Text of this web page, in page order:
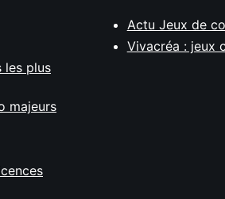
les plus
majeurs
Actu Jeux de
Vivacréa : jeux